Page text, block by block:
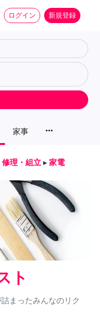
ログイン 新規登録
家事 more_horiz
修理・組立 ▸ 家電
ト
まったみんなのリク